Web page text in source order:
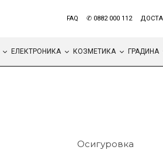
FAQ ✆ 0882 000 112
ЕЛЕКТРОНИКА КОЗМЕТИКА ГРАДИНА
Осигуровка